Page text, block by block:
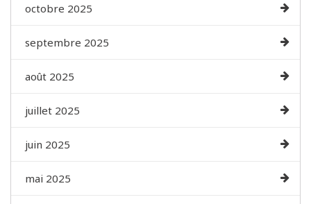
octobre 2025
septembre 2025
août 2025
juillet 2025
juin 2025
mai 2025